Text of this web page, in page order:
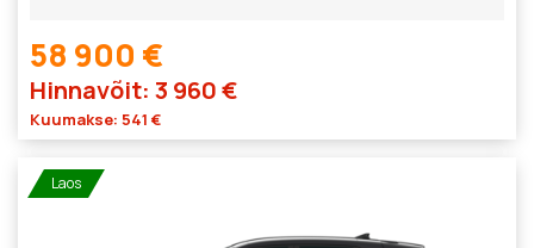
58 900 €
Hinnavõit: 3 960 €
Kuumakse: 541 €
Laos